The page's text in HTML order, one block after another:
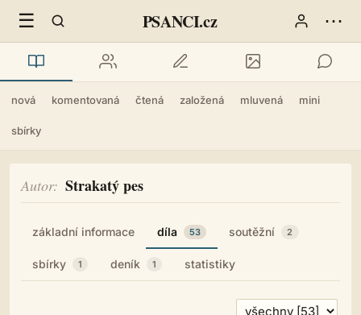
☰ PSANCI.cz ⋯
nová komentovaná čtená založená mluvená mini
sbírky
Autor Strakatý pes
základní informace díla 53 soutěžní 2
sbírky 1 deník 1 statistiky